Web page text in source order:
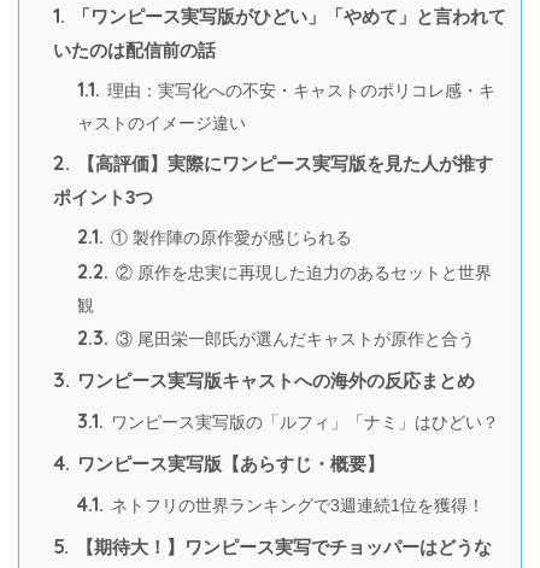
1.
「ワンピース実写版がひどい」「やめて」と言われて
いたのは配信前の話
1.1. 理由：実写化への不安・キャストのポリコレ感・キ
ャストのイメージ違い
2.
【高評価】実際にワンピース実写版を見た人が推す
ポイント3つ
2.1. ① 製作陣の原作愛が感じられる
2.2. ② 原作を忠実に再現した迫力のあるセットと世界
観
2.3. ③ 尾田栄一郎氏が選んだキャストが原作と合う
3. ワンピース実写版キャストへの海外の反応まとめ
3.1. ワンピース実写版の「ルフィ」「ナミ」はひどい？
4. ワンピース実写版【あらすじ・概要】
4.1. ネトフリの世界ランキングで3週連続1位を獲得！
5.
【期待大！】ワンピース実写でチョッパーはどうな